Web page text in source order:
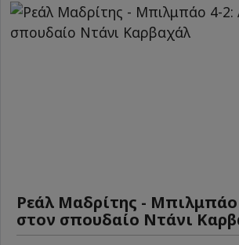
Ρεάλ Μαδρίτης - Μπιλμπάο
στον σπουδαίο Ντάνι